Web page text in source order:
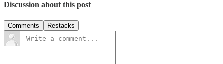
Discussion about this post
Comments Restacks